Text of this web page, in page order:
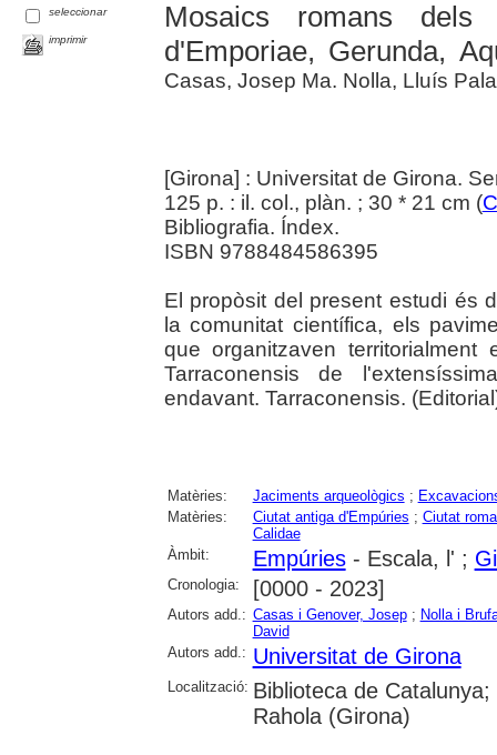
seleccionar
imprimir
Mosaics romans
d'Emporiae, Gerunda,
Casas, Josep Ma. Nolla, Lluís
[Girona] : Universitat de Girona.
125 p. : il. col., plàn. ; 30 * 21 cm (
Bibliografia. Índex.
ISBN 9788484586395
El propòsit del present estudi és
la comunitat científica, els
que organitzaven
Tarraconensis de
endavant. Tarraconensis.
Matèries: Jaciments arqueològics ;
Matèries:
Ciutat antiga d'Empúries ; Ciutat
Calidae
Àmbit:
Empúries- Escala, l' ;
Cronologia: [0000 - 2023]
Autors add.: Casas i Genover, Josep; Nolla i
David
Autors add.: Universitat de Girona
Localització: Biblioteca de
Rahola (Girona)